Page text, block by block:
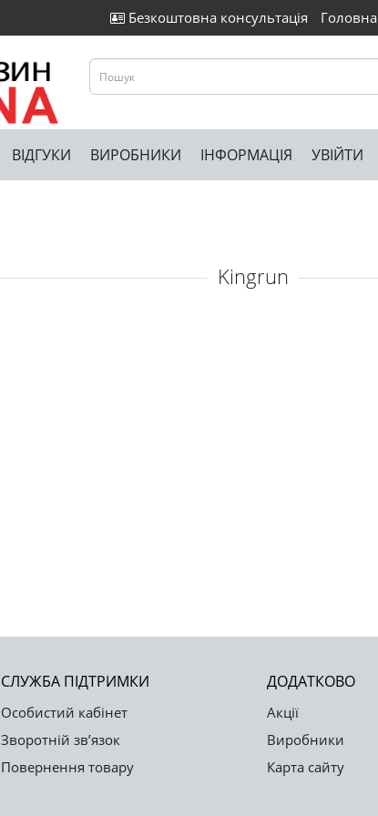
Безкоштовна консультація Головна
ВІДГУКИ ВИРОБНИКИ ІНФОРМАЦІЯ УВІЙТИ
Kingrun
СЛУЖБА ПІДТРИМКИ
Особистий кабінет
Зворотній зв’язок
Повернення товару
ДОДАТКОВО
Акції
Виробники
Карта сайту